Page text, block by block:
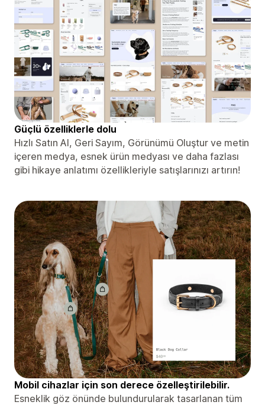
Güçlü özelliklerle dolu
Hızlı Satın Al, Geri Sayım, Görünümü Oluştur ve metin
içeren medya, esnek ürün medyası ve daha fazlası
gibi hikaye anlatımı özellikleriyle satışlarınızı artırın!
Mobil cihazlar için son derece özelleştirilebilir.
Esneklik göz önünde bulundurularak tasarlanan tüm